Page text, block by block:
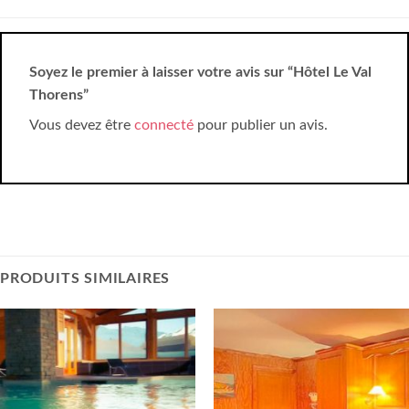
Soyez le premier à laisser votre avis sur “Hôtel Le Val
Thorens”
Vous devez être connecté pour publier un avis.
PRODUITS SIMILAIRES